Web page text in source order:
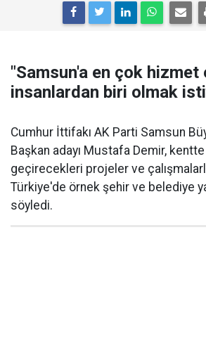
"Samsun'a en çok hizmet
insanlardan biri olmak
Cumhur İttifakı AK Parti Samsun
Başkan adayı Mustafa Demir,
geçirecekleri projeler ve
Türkiye'de örnek şehir ve belediye
söyledi.